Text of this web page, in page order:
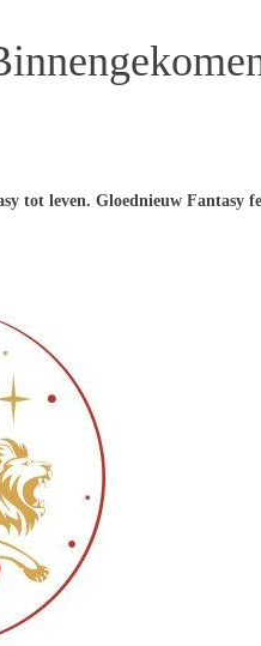
tot leven. Gloednieuw Fantasy